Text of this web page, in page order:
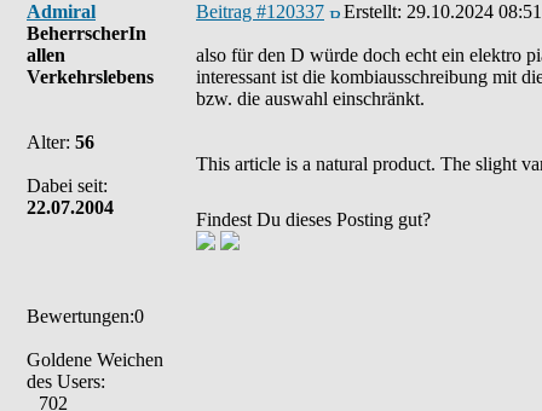
Admiral
BeherrscherIn
allen
Verkehrslebens
Alter: 56
Dabei seit:
22.07.2004
Bewertungen:0
Goldene Weichen
des Users:
702
Beitrag #120337 Erstellt: 29.10.2024 08:51
also für den D würde doch echt ein elektro
interessant ist die kombiausschreibung mit
bzw. die auswahl einschränkt.
This article is a natural product. The slight
Findest Du dieses Posting gut?